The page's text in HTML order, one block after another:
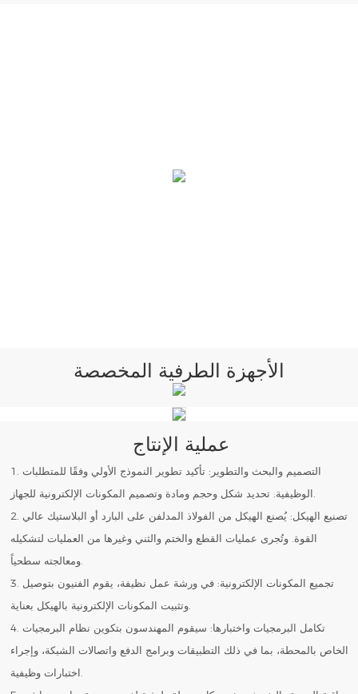
الأجهزة الطرفية المخصصة
عملية الإنتاج
1. التصميم والبحث والتطوير: تأكيد تطوير النموذج الأولي وفقًا للمتطلبات
الوظيفية. تحديد شكل وحجم ومادة وتصميم المكونات الإلكترونية للجهاز.
2. تصنيع الهيكل: يُصنع الهيكل من الفولاذ المدلفن على البارد أو البلاستيك عالي
القوة. وتُجرى عمليات القطع والختم والثني وغيرها من العمليات لتشكيله
ومعالجته سطحياً.
3. تجميع المكونات الإلكترونية: في ورشة عمل نظيفة، يقوم الفنيون بتوصيل
وتثبيت المكونات الإلكترونية بالهيكل بعناية.
4. تكامل البرمجيات واختبارها: سيقوم المهندسون بتكوين نظام البرمجيات
الخاص بالمحطة، بما في ذلك التطبيقات وبرامج الدفع واتصالات الشبكة، وإجراء
اختبارات وظيفية.